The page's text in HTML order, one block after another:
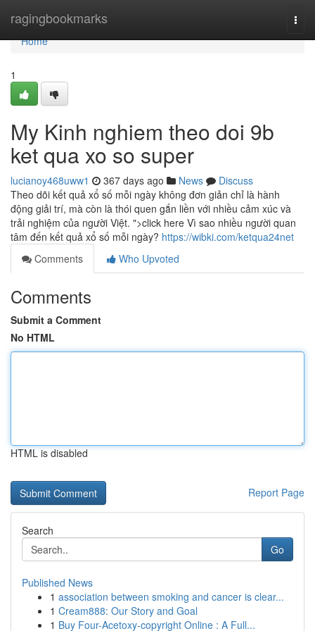
ragingbookmarks
Home
Home
1
My Kinh nghiem theo doi 9b
ket qua xo so super
lucianoy468uww1 367 days ago News
Discuss
Theo dõi kết quả xổ số mỗi ngày không đơn giản chỉ là hành
động giải trí, mà còn là thói quen gắn liền với nhiều cảm xúc và
trải nghiệm của người Việt. ">click here Vì sao nhiều người quan
tâm đến kết quả xổ số mỗi ngày? https://wibki.com/ketqua24net
Comments
Who Upvoted
Comments
Submit a Comment
No HTML
HTML is disabled
Report Page
Search
Go
Published News
1 association between smoking and cancer is clear...
1 Cream888: Our Story and Goal
1 Buy Four-Acetoxy-copyright Online : A Full...